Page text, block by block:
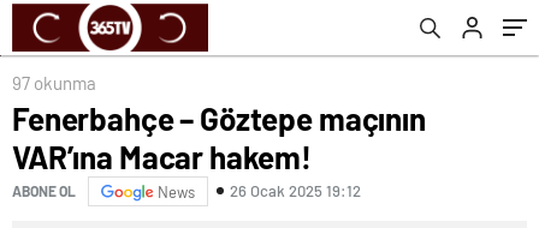
97 okunma
Fenerbahçe – Göztepe maçının
VAR’ına Macar hakem!
ABONE OL News 26 Ocak 2025 19:12